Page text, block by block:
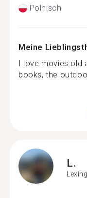
Polnisch
Meine
I love movies old
books, the
L.